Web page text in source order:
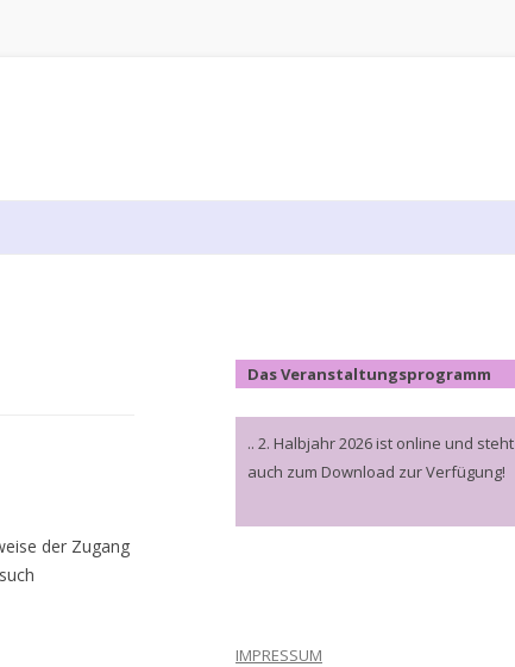
der Zugang
Das Veranstaltungsprogramm
.. 2. Halbjahr 2026 ist online und steht
auch zum Download zur Verfügung!
IMPRESSUM